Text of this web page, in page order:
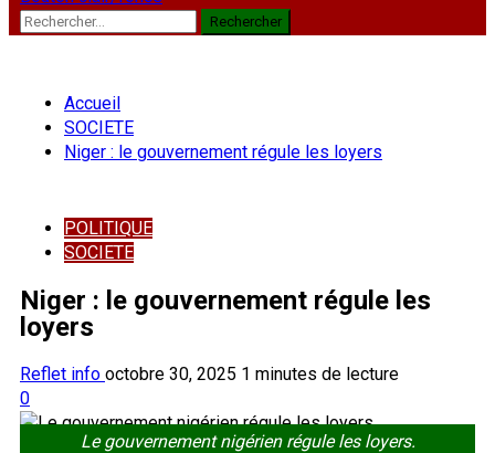
Rechercher :
Accueil
SOCIETE
Niger : le gouvernement régule les loyers
POLITIQUE
SOCIETE
Niger : le gouvernement régule les
loyers
Reflet info octobre 30, 2025 1 minutes de lecture
0
Le gouvernement nigérien régule les loyers.